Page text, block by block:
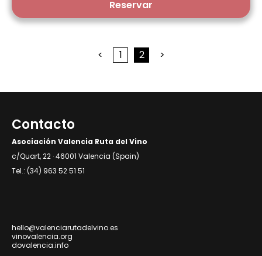
Reservar
< 1 2 >
Contacto
Asociación Valencia Ruta del Vino
c/Quart, 22 · 46001 Valencia (Spain)
Tel.: (34) 963 52 51 51
hello@valenciarutadelvino.es
vinovalencia.org
dovalencia.info